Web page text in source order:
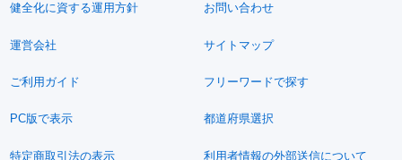
健全化に資する運用方針 お問い合わせ
運営会社 サイトマップ
ご利用ガイド フリーワードで探す
PC版で表示 都道府県選択
特定商取引法の表示 利用者情報の外部送信について